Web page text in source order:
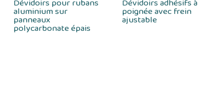
Dévidoirs pour rubans
aluminium sur
panneaux
polycarbonate épais
Dévidoirs adhésifs à
poignée avec frein
ajustable